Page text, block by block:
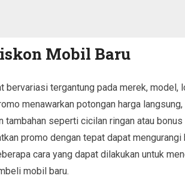
Mobil Baru
bervariasi tergantung pada merek, model,
menawarkan potongan harga
tambahan seperti cicilan ringan atau
promo dengan tepat dapat
cara yang dapat dilakukan untuk
mobil baru.